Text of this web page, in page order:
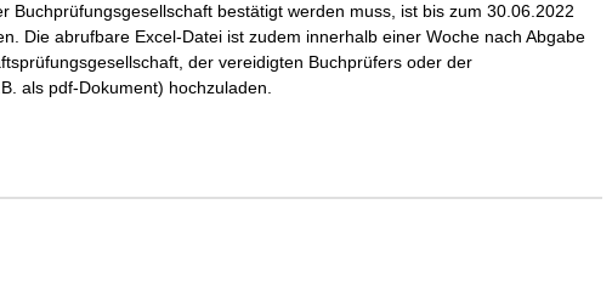
bestätigt werden muss, ist bis zum 30.06.2022
Die abrufbare Excel-Datei ist zudem innerhalb einer Woche nach Abgabe
der vereidigten Buchprüfers oder der
als pdf-Dokument) hochzuladen.